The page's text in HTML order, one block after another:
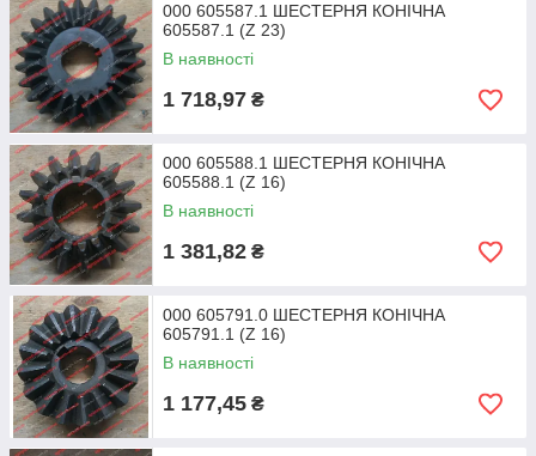
000 605587.1 ШЕСТЕРНЯ КОНІЧНА
605587.1 (Z 23)
В наявності
1 718,97 ₴
000 605588.1 ШЕСТЕРНЯ КОНІЧНА
605588.1 (Z 16)
В наявності
1 381,82 ₴
000 605791.0 ШЕСТЕРНЯ КОНІЧНА
605791.1 (Z 16)
В наявності
1 177,45 ₴